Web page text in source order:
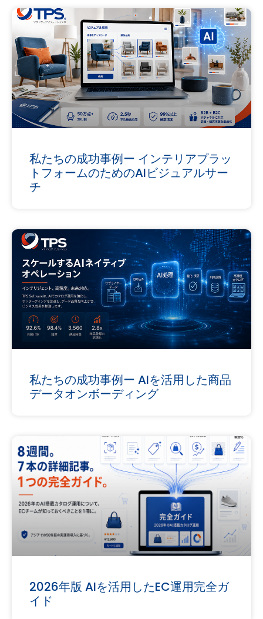
私たちの成功事例ー インテリアプラッ
トフォームのためのAIビジュアルサー
チ
私たちの成功事例ー AIを活用した商品
データオンボーディング
2026年版 AIを活用したEC運用完全ガ
イド